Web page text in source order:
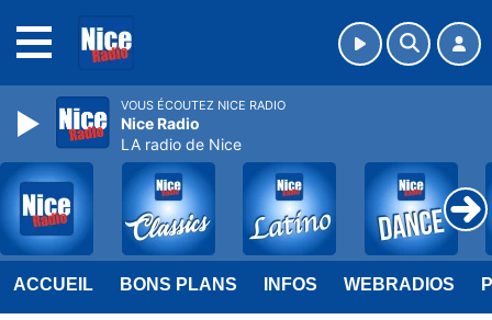
ACCUEIL BONS PLANS INFOS WEBRADIOS
VOUS ÉCOUTEZ NICE RADIO
Nice Radio
LA radio de Nice